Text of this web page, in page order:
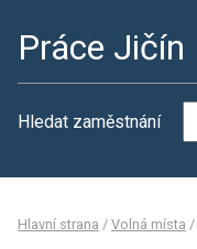
Práce Jičín
Hledat zaměstnání
Hlavní strana / Volná místa /